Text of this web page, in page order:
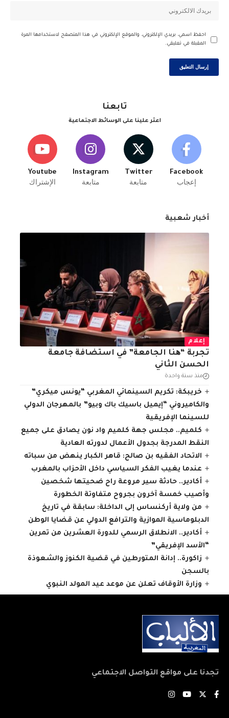
احفظ اسمي، بريدي الإلكتروني، والموقع الإلكتروني في هذا المتصفح لاستخدامها المرة
المقبلة في تعليقي.
تابعنا
اعثر علينا على الوسائط الاجتماعية
Facebook
إعجاب
Twitter
متابعة
Instagram
متابعة
Youtube
الإشتراك
أخبار شعبية
إعلام
تجربة “ھنا الجامعة” في استضافة جامعة
الحسن الثاني
منذ سنة واحدة
خريبكة: تكريم السينمائي المغربي “يونس ميكري”
والكاميروني “إيميل باسيك باك وبيو” بالمهرجان الدولي
للسينما الإفريقية
كلميم.. مجلس جهة كلميم واد نون يصادق على جميع
النقط المدرجة بجدول الأعمال لدورته العادية
الاتحاد الفقيه بن صالح: قاهر الكبار ينهض من سباته
عندما يغيب الفكر السياسي داخل الأحزاب بالمغرب
أكادير.. حادثة سير مروعة راح ضحيتها شخصين
وأصيب خمسة آخرون بجروح متفاوتة الخطورة
من ولاية أركنساس إلى الداخلة: سابقة في تاريخ
الدبلوماسية الموازية والترافع الدولي عن قضايا الوطن
أكادير.. الانطلاق الرسمي للدورة العشرين من تمرين
“الأسد الإفريقي”
زاكورة.. إدانة المتورطين في قضية الكنوز والشعوذة
بالسجن
وزارة الأوقاف تعلن عن موعد عيد المولد النبوي
تجدنا على مواقع التواصل الاجتماعي